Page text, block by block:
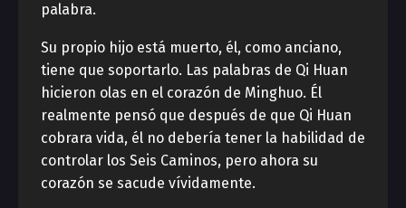
palabra.
Su propio hijo está muerto, él, como anciano,
tiene que soportarlo. Las palabras de Qi Huan
hicieron olas en el corazón de Minghuo. Él
realmente pensó que después de que Qi Huan
cobrara vida, él no debería tener la habilidad de
controlar los Seis Caminos, pero ahora su
corazón se sacude vívidamente.